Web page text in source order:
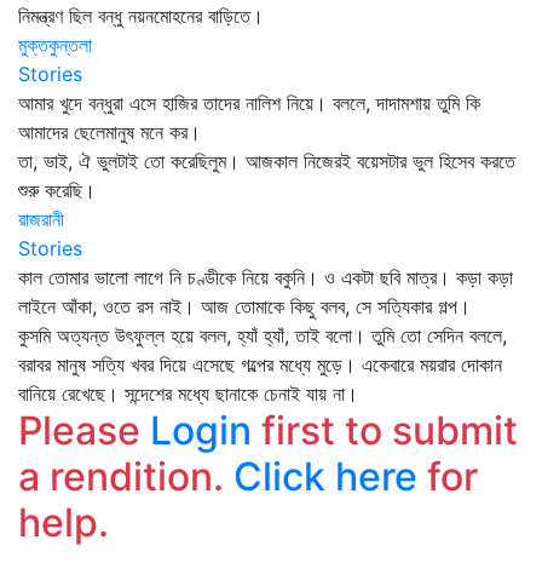
নিমন্ত্রণ ছিল বন্ধু নয়নমোহনের বাড়িতে।
মুক্তকুন্তলা
Stories
আমার খুদে বন্ধুরা এসে হাজির তাদের নালিশ নিয়ে। বললে, দাদামশায় তুমি কি
আমাদের ছেলেমানুষ মনে কর।
তা, ভাই, ঐ ভুলটাই তো করেছিলুম। আজকাল নিজেরই বয়েসটার ভুল হিসেব করতে
শুরু করেছি।
রাজরানী
Stories
কাল তোমার ভালো লাগে নি চণ্ডীকে নিয়ে বকুনি। ও একটা ছবি মাত্র। কড়া কড়া
লাইনে আঁকা, ওতে রস নাই। আজ তোমাকে কিছু বলব, সে সত্যিকার গল্প।
কুসমি অত্যন্ত উৎফুল্ল হয়ে বলল, হ্যাঁ হ্যাঁ, তাই বলো। তুমি তো সেদিন বললে,
বরাবর মানুষ সত্যি খবর দিয়ে এসেছে গল্পের মধ্যে মুড়ে। একেবারে ময়রার দোকান
বানিয়ে রেখেছে। সন্দেশের মধ্যে ছানাকে চেনাই যায় না।
Please Login first to submit
a rendition. Click here for
help.